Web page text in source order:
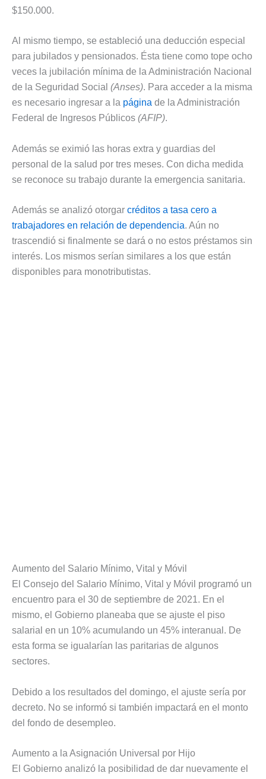
$150.000.
Al mismo tiempo, se estableció una deducción especial
para jubilados y pensionados. Ésta tiene como tope ocho
veces la jubilación mínima de la Administración Nacional
de la Seguridad Social (Anses). Para acceder a la misma
es necesario ingresar a la página de la Administración
Federal de Ingresos Públicos (AFIP).
Además se eximió las horas extra y guardias del
personal de la salud por tres meses. Con dicha medida
se reconoce su trabajo durante la emergencia sanitaria.
Además se analizó otorgar créditos a tasa cero a
trabajadores en relación de dependencia. Aún no
trascendió si finalmente se dará o no estos préstamos sin
interés. Los mismos serían similares a los que están
disponibles para monotributistas.
Aumento del Salario Mínimo, Vital y Móvil
El Consejo del Salario Mínimo, Vital y Móvil programó un
encuentro para el 30 de septiembre de 2021. En el
mismo, el Gobierno planeaba que se ajuste el piso
salarial en un 10% acumulando un 45% interanual. De
esta forma se igualarían las paritarias de algunos
sectores.
Debido a los resultados del domingo, el ajuste sería por
decreto. No se informó si también impactará en el monto
del fondo de desempleo.
Aumento a la Asignación Universal por Hijo
El Gobierno analizó la posibilidad de dar nuevamente el